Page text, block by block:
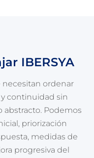
IBERSYA
necesitan ordenar
continuidad sin
abstracto. Podemos
priorización
medidas de
progresiva del